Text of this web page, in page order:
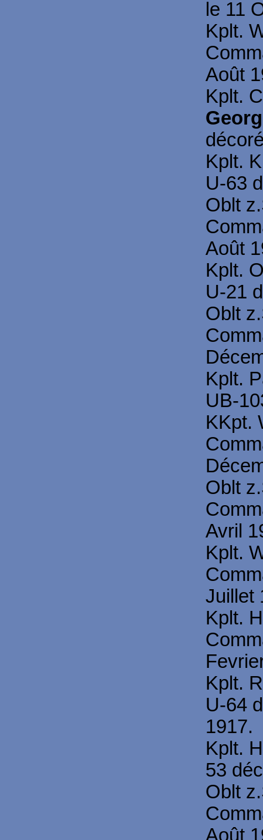
le 11
Kplt.
Août
Kplt.
Georg
Kplt.
U-63
Oblt
Août
Kplt.
U-21
Oblt
Kplt.
UB-
KKpt.
Oblt
Avril
Kplt.
Juillet
Kplt.
Kplt.
U-64
1917.
Kplt.
53
Oblt
Août